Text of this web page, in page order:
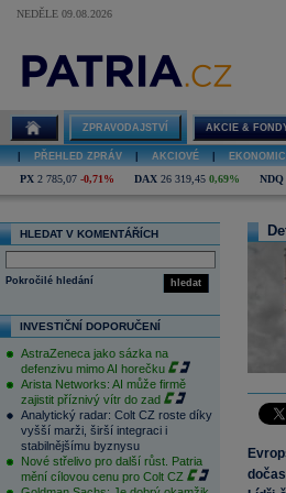
NEDĚLE 09.08.2026
ZPRAVODAJSTVÍ AKCIE &
PŘEHLED ZPRÁV AKCIOVÉ
PX 2 785,07 -0,71% DAX 26 319,45 0,69% NDQ
HLEDAT V KOMENTÁŘÍCH
hledat
Pokročilé hledání
INVESTIČNÍ DOPORUČENÍ
AstraZeneca jako sázka na
defenzivu mimo AI horečku
Arista Networks: AI může firmě
zajistit příznivý vítr do zad
Analytický radar: Colt CZ roste díky
vyšší marži, širší integraci i
stabilnějšímu byznysu
Nové střelivo pro další růst. Patria
mění cílovou cenu pro Colt CZ